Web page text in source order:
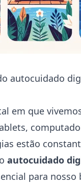
autocuidado
em que
estão
autocuidado
para nosso